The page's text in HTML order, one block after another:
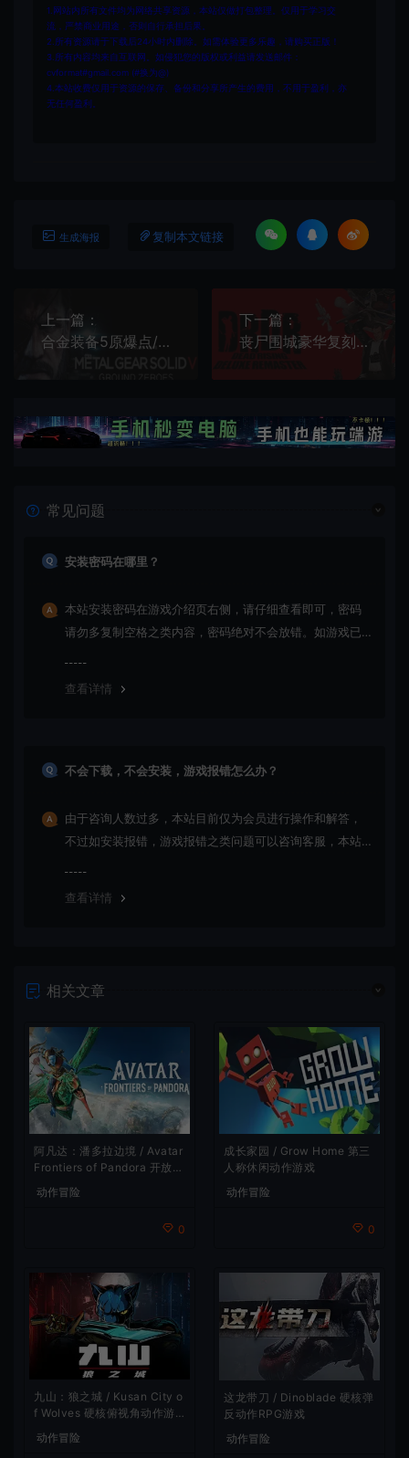
1.网站内所有文件均为网络共享资源，本站仅做打包整理。仅用于学习交
流，严禁商业用途，否则自行承担后果。
2.所有资源请于下载后24小时内删除。如需体验更多乐趣，请购买正版！
3.所有内容均来自互联网。如侵犯您的版权或利益请发送邮件：
cvformat#gmail.com (#换为@)
4.本站收费仅用于资源的保存、备份和分享所产生的费用，不用于盈利，亦
无任何盈利。
生成海报 复制本文链接
上一篇：
合金装备5原爆点/潜行动作游戏 METAL GEAR SOLID V GROUND ZEROES 下载
下一篇：
丧尸围城豪华复刻版/丧尸杀戮动作游戏 Dead Rising Deluxe Remaster 下载
常见问题
安装密码在哪里？
本站安装密码在游戏介绍页右侧，请仔细查看即可，密码
请勿多复制空格之类内容，密码绝对不会放错。如游戏已
查看详情
不会下载，不会安装，游戏报错怎么办？
由于咨询人数过多，本站目前仅为会员进行操作和解答，
不过如安装报错，游戏报错之类问题可以咨询客服，本站
查看详情
相关文章
阿凡达：潘多拉边境 / Avatar
Frontiers of Pandora 开放世
动作冒险
0
成长家园 / Grow Home 第三
人称休闲动作游戏
动作冒险
0
九山：狼之城 / Kusan City o
f Wolves 硬核俯视角动作游
动作冒险
这龙带刀 / Dinoblade 硬核弹
反动作RPG游戏
动作冒险